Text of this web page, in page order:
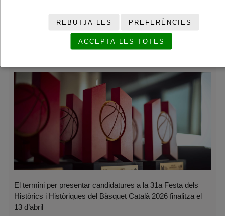
Inaugurada la mostra ‘Badalona, ciutat de bàsquet’
El termini per presentar candidatures a la 31a Festa dels
Històrics i Històriques del Bàsquet Català 2026 finalitza el
13 d’abril
REBUTJA-LES PREFERÈNCIES
ACCEPTA-LES TOTES